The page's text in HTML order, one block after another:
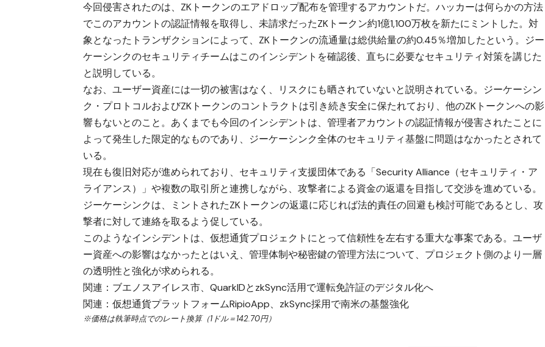
今回侵害されたのは、ZKトークンのエアドロップ配布を管理するアカウントだ。ハッカーは何らかの方法
でこのアカウントの認証情報を取得し、未請求だったZKトークン約1億1,100万枚を新たにミントした。対
象となったトランザクションによって、ZKトークンの流通量は総供給量の約0.45％増加したという。ジー
ケーシンクのセキュリティチームはこのインシデントを確認後、直ちに必要なセキュリティ対策を講じた
と説明している。
なお、ユーザー資産には一切の被害はなく、リスクにも晒されていないと説明されている。ジーケーシン
ク・プロトコルおよびZKトークンのコントラクトは引き続き安全に保たれており、他のZKトークンへの影
響もないとのこと。あくまでも今回のインシデントは、管理者アカウントの認証情報が侵害されたことに
よって発生した限定的なものであり、ジーケーシンク全体のセキュリティ基盤に問題はなかったとされて
いる。
現在も復旧対応が進められており、セキュリティ支援団体である「Security Alliance（セキュリティ・ア
ライアンス）」や複数の取引所と連携しながら、攻撃者による資金の返還を目指して交渉を進めている。
ジーケーシンクは、ミントされたZKトークンの返還に応じれば法的責任の回避も検討可能であるとし、攻
撃者に対して連絡を取るよう促している。
このようなインシデントは、仮想通貨プロジェクトにとって信頼性を左右する重大な事案である。ユーザ
ー資産への影響はなかったとはいえ、管理体制や秘密鍵の管理方法について、プロジェクト側のより一層
の透明性と強化が求められる。
関連： ブエノスアイレス市、QuarkIDとzkSync活用で運転免許証のデジタル化へ
関連：仮想通貨プラットフォームRipioApp、zkSync採用で南米の基盤強化
※価格は執筆時点でのレート換算（1ドル＝142.70円）